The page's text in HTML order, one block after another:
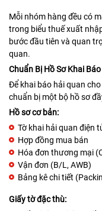
Mỗi nhóm hàng đều có
trong biểu thuế xuất
bước đầu tiên và quan
quan.
Chuẩn Bị Hồ Sơ Khai
Để khai báo hải quan
chuẩn bị một bộ hồ sơ
Hồ sơ cơ bản:
Tờ khai hải quan điện
Hợp đồng mua bán
Hóa đơn thương mại
Vận đơn (B/L, AWB)
Bảng kê chi tiết
Giấy tờ đặc thù: